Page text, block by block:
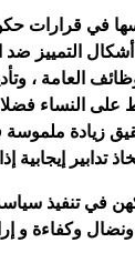
في قرارات
القضاء على جميع أشكال
العامة ،
على النساء
زيادة
إيجابية
في تنفيذ
وكفاءة و